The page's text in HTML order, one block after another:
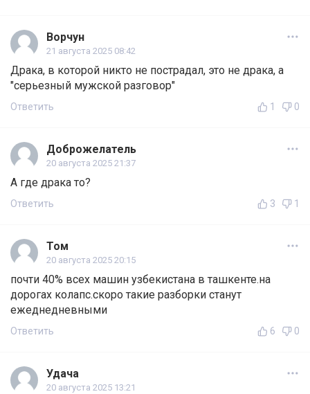
Ворчун
21 августа 2025 08:42
Драка, в которой никто не пострадал, это не драка, а
"серьезный мужской разговор"
Ответить 1 0
Доброжелатель
20 августа 2025 21:37
А где драка то?
Ответить 3 1
Том
20 августа 2025 20:15
почти 40% всех машин узбекистана в ташкенте.на
дорогах колапс.скоро такие разборки станут
ежеднедневными
Ответить 6 0
Удача
20 августа 2025 13:21